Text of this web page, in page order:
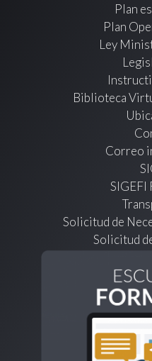
Plan
Plan
Ley
Biblioteca
Correo
SIGEFI
Solicitud de
Solicitud